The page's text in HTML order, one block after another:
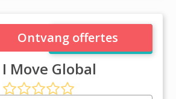
I Move Global
I Move Global
Ontvang offertes